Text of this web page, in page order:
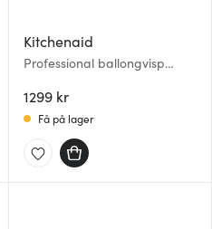
Kitchenaid
Professional ballongvisp
1299 kr
Få på lager